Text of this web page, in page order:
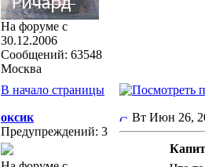
На форуме с
30.12.2006
Сообщений: 63548
Москва
В начало страницы
оксик
Предупреждений: 3
Вт Июн 26,